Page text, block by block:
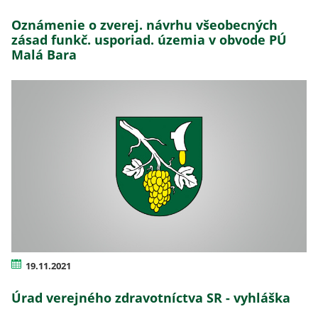
Oznámenie o zverej. návrhu všeobecných
zásad funkč. usporiad. územia v obvode PÚ
Malá Bara
19.11.2021
Úrad verejného zdravotníctva SR - vyhláška